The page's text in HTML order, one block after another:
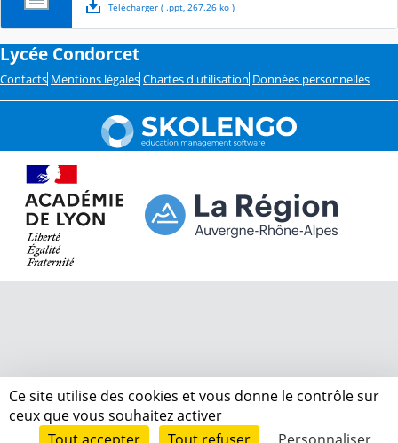
Télécharger( .ppt, 267.26 ko)
Lycée Condorcet
Contacts Mentions légales Chartes d'utilisation Données personnelles
Ce site utilise des cookies et vous donne le contrôle sur
ceux que vous souhaitez activer